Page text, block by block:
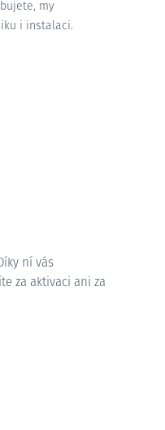
my
i instalaci.
ní vás
za aktivaci ani za